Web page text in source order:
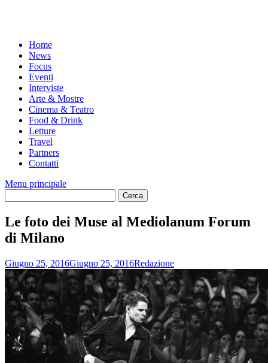
Home
News
Focus
Eventi
Interviste
Arte & Mostre
Cinema & Teatro
Food & Drink
Letture
Travel
Partners
Contatti
Menu principale
Le foto dei Muse al Mediolanum Forum
di Milano
Giugno 25, 2016Giugno 25, 2016Redazione